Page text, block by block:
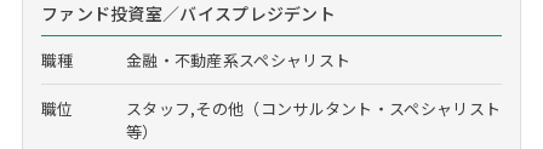
ファンド投資室／バイスプレジデント
職種 金融・不動産系スペシャリスト
職位
スタッフ,その他（コンサルタント・スペシャリスト
等）